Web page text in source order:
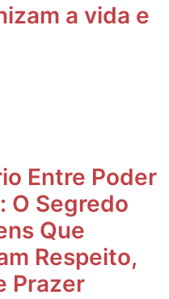
a vida e
Entre Poder
O Segredo
Que
Respeito,
Prazer